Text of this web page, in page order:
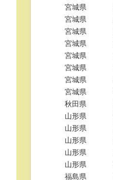
宮城県
宮城県
宮城県
宮城県
宮城県
宮城県
宮城県
宮城県
秋田県
山形県
山形県
山形県
山形県
山形県
福島県